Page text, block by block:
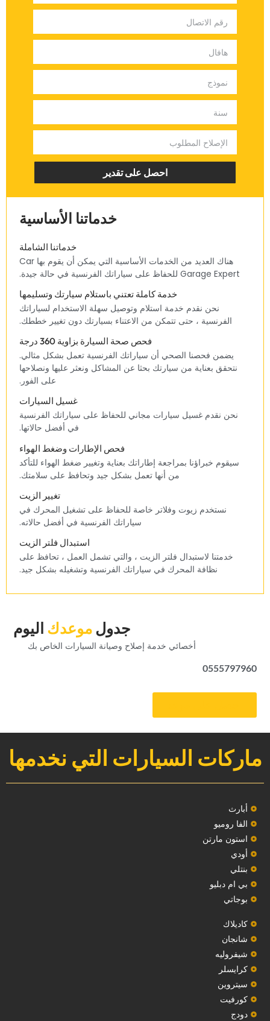
‏احصل على تقدير‏
‏خدماتنا الأساسية‏
‏خدماتنا الشاملة‏
‏هناك العديد من الخدمات الأساسية التي يمكن أن يقوم بها Car
Garage Expert للحفاظ على سياراتك الفرنسية في حالة جيدة.‏
‏خدمة كاملة تعتني باستلام سيارتك وتسليمها‏
‏نحن نقدم خدمة استلام وتوصيل سهلة الاستخدام لسياراتك
الفرنسية ، حتى تتمكن من الاعتناء بسيارتك دون تغيير خططك.‏
‏فحص صحة السيارة بزاوية 360 درجة‏
‏يضمن فحصنا الصحي أن سياراتك الفرنسية تعمل بشكل مثالي.
نتحقق بعناية من سيارتك بحثا عن المشاكل ونعثر عليها ونصلاحها
على الفور.‏
‏غسيل السيارات‏
‏نحن نقدم غسيل سيارات مجاني للحفاظ على سياراتك الفرنسية
في أفضل حالاتها.‏
‏فحص الإطارات وضغط الهواء‏
‏سيقوم خبراؤنا بمراجعة إطاراتك بعناية وتغيير ضغط الهواء للتأكد
من أنها تعمل بشكل جيد وتحافظ على سلامتك.‏
‏تغيير الزيت‏
‏نستخدم زيوت وفلاتر خاصة للحفاظ على تشغيل المحرك في
سياراتك الفرنسية في أفضل حالاته.‏
‏استبدال فلتر الزيت‏
‏خدمتنا لاستبدال فلتر الزيت ، والتي تشمل العمل ، تحافظ على
نظافة المحرك في سياراتك الفرنسية وتشغيله بشكل جيد.‏
‏جدول‏‏موعدك‏ ‏اليوم‏
‏أخصائي خدمة إصلاح وصيانة السيارات الخاص بك‏
0555797960
ماركات السيارات التي نخدمها
‏أبارث‏
الفا روميو
استون مارتن
أودي
بنتلي
بي ام دبليو
بوجاتي
كاديلاك
‏شانجان‏
شيفروليه
‏كرايسلر‏
سيتروين
‏كورفيت‏
دودج